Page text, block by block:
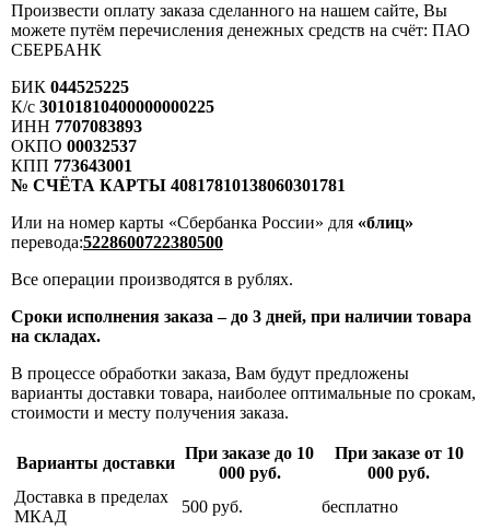
Произвести оплату заказа сделанного на нашем сайте, Вы
можете путём перечисления денежных средств на счёт: ПАО
СБЕРБАНК
БИК 044525225
К/с 30101810400000000225
ИНН 7707083893
ОКПО 00032537
КПП 773643001
№ СЧЁТА КАРТЫ 40817810138060301781
Или на номер карты «Сбербанка России» для «блиц»
перевода:5228600722380500
Все операции производятся в рублях.
Сроки исполнения заказа – до 3 дней, при наличии товара
на складах.
В процессе обработки заказа, Вам будут предложены
варианты доставки товара, наиболее оптимальные по срокам,
стоимости и месту получения заказа.
Варианты доставки
При заказе до 10
000 руб.
При заказе от 10
000 руб.
Доставка в пределах
МКАД
500 руб.
бесплатно